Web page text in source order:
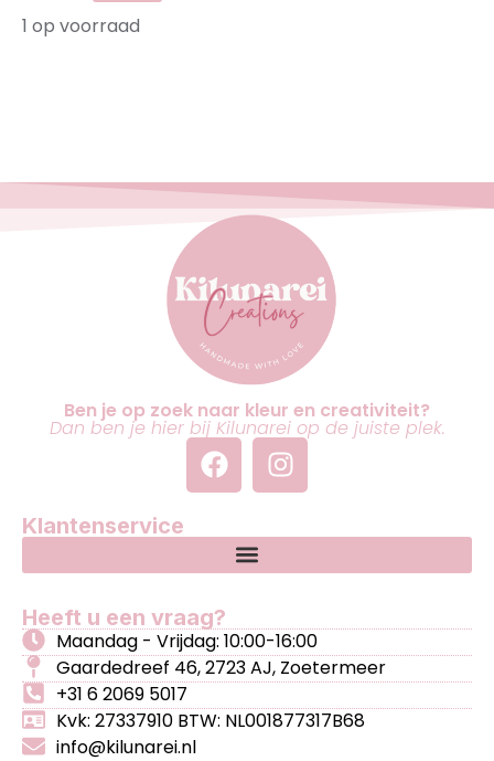
1 op voorraad
Ben je op zoek naar kleur en creativiteit?
Dan ben je hier bij Kilunarei op de juiste plek.
Klantenservice
Heeft u een vraag?
Maandag - Vrijdag: 10:00-16:00
Gaardedreef 46, 2723 AJ, Zoetermeer
+31 6 2069 5017
Kvk: 27337910 BTW: NL001877317B68
info@kilunarei.nl